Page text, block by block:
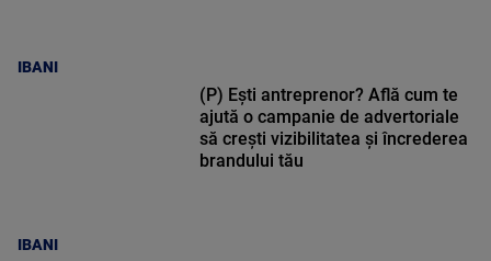
IBANI
IBANI
(P) Ești antreprenor? Află cum te
ajută o campanie de advertoriale
să crești vizibilitatea și încrederea
brandului tău